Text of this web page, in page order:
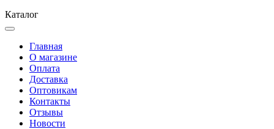
Каталог
Главная
О магазине
Оплата
Доставка
Оптовикам
Контакты
Отзывы
Новости